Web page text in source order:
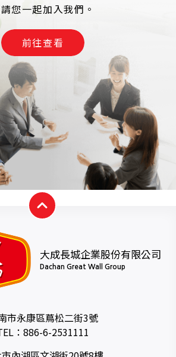
您一起加入我們。
前往查看
大成長城企業股份有限公司
Dachan Great Wall Group
市永康區蔦松二街3號
： 886-6-2531111